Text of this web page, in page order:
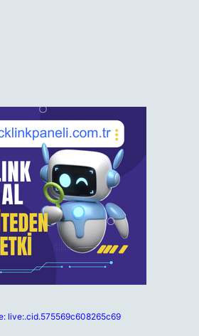
live:.cid.575569c608265c69